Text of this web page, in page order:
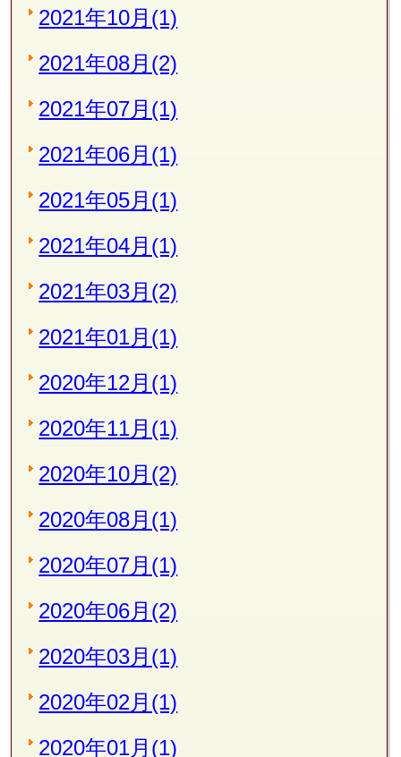
2021年10月(1)
2021年08月(2)
2021年07月(1)
2021年06月(1)
2021年05月(1)
2021年04月(1)
2021年03月(2)
2021年01月(1)
2020年12月(1)
2020年11月(1)
2020年10月(2)
2020年08月(1)
2020年07月(1)
2020年06月(2)
2020年03月(1)
2020年02月(1)
2020年01月(1)